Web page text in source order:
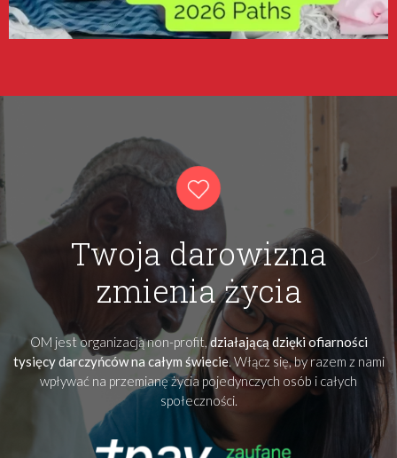
Twoja darowizna
zmienia życia
OM jest organizacją non-profit,działającą dzięki ofiarności
tysięcy darczyńców na całym świecie. Włącz się, by razem z nami
wpływać na przemianę życia pojedynczych osób i całych
społeczności.